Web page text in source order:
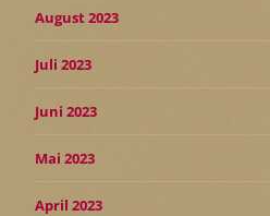
August 2023
Juli 2023
Juni 2023
Mai 2023
April 2023